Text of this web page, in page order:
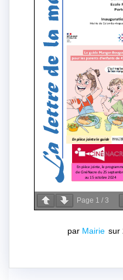
Page 1 / 3
par Mairie sur